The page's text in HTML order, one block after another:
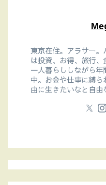
東京在住。アラサー
は投資、お得、旅行
一人暮らししながら
中。お金や仕事に縛
由に生きたいなと自由